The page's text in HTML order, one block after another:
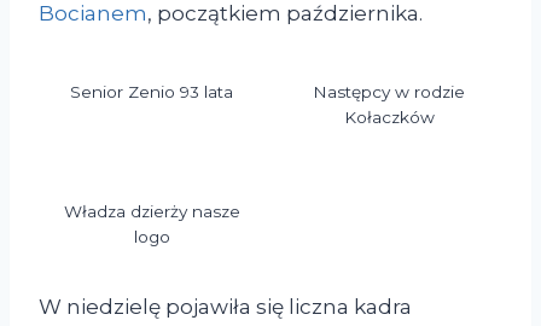
Bocianem, początkiem października.
Senior Zenio 93 lata
Następcy w rodzie
Kołaczków
Władza dzierży nasze
logo
W niedzielę pojawiła się liczna kadra